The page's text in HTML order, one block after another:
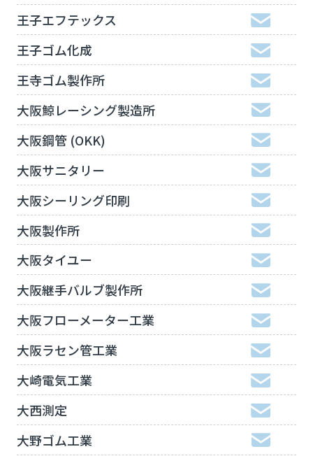
王子エフテックス
王子ゴム化成
王寺ゴム製作所
大阪鯨レーシング製造所
大阪鋼管 (OKK)
大阪サニタリー
大阪シーリング印刷
大阪製作所
大阪タイユー
大阪継手バルブ製作所
大阪フローメーター工業
大阪ラセン管工業
大崎電気工業
大西測定
大野ゴム工業